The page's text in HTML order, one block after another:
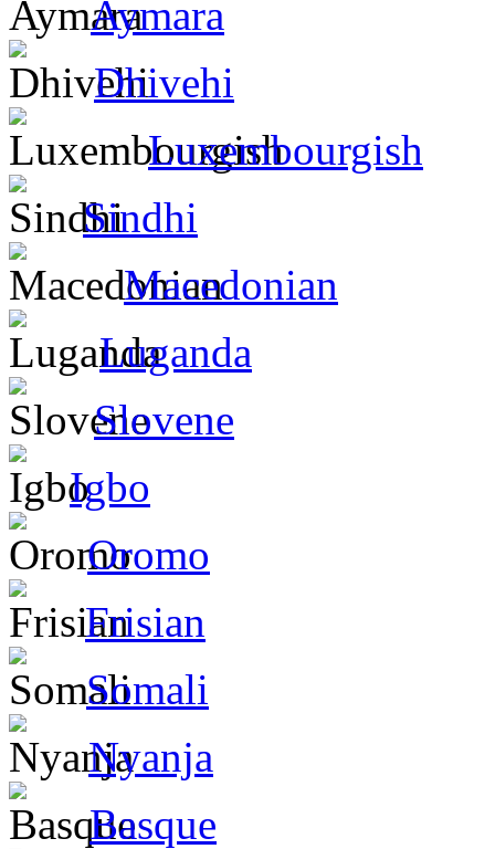
Aymara
Dhivehi
Luxembourgish
Sindhi
Macedonian
Luganda
Slovene
Igbo
Oromo
Frisian
Somali
Nyanja
Basque